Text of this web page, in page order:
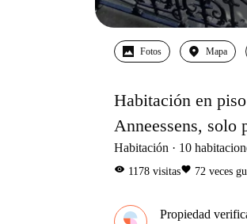
Fotos Mapa
Habitación en
Anneessens, solo
Habitación 10
visibility 1178 visitasfavorite 72 veces
Propiedad